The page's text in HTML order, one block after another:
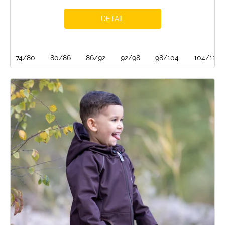
DETAIL
74/80 80/86 86/92 92/98 98/104 104/110